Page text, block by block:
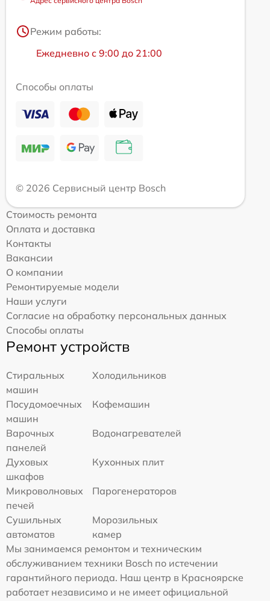
Режим работы:
Ежедневно с 9:00 до 21:00
Способы оплаты
© 2026 Сервисный центр Bosch
Стоимость ремонта
Оплата и доставка
Контакты
Вакансии
О компании
Ремонтируемые модели
Наши услуги
Согласие на обработку персональных данных
Способы оплаты
Ремонт устройств
Стиральных
машин
Холодильников
Посудомоечных
машин
Кофемашин
Варочных
панелей
Водонагревателей
Духовых
шкафов
Кухонных плит
Микроволновых
печей
Парогенераторов
Сушильных
автоматов
Морозильных
камер
Мы занимаемся ремонтом и техническим
обслуживанием техники Bosch по истечении
гарантийного периода. Наш центр в Красноярске
работает независимо и не имеет официальной